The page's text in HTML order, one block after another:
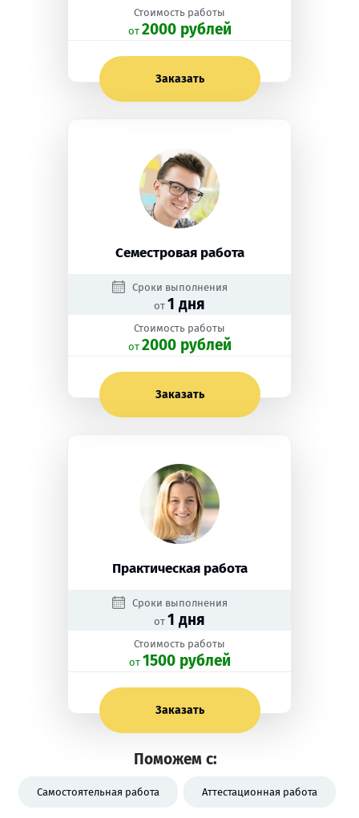
Стоимость работы
oт 2000 рублей
Заказать
Семестровая работа
Сроки выполнения
от 1 дня
Стоимость работы
oт 2000 рублей
Заказать
Практическая работа
Сроки выполнения
от 1 дня
Стоимость работы
oт 1500 рублей
Заказать
Поможем с:
Самостоятельная работа Аттестационная работа